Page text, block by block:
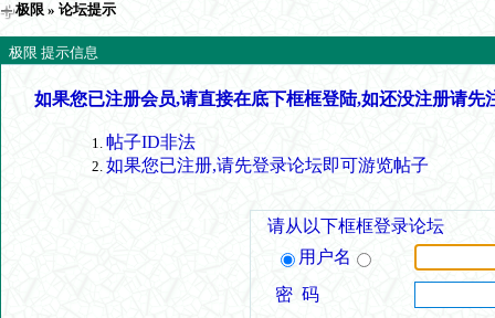
极限 » 论坛提示
极限 提示信息
如果您已注册会员,请直接在底下框框登陆,如还没注册请先
帖子ID非法
如果您已注册,请先登录论坛即可游览帖子
请从以下框框登录论坛
用户名
密 码